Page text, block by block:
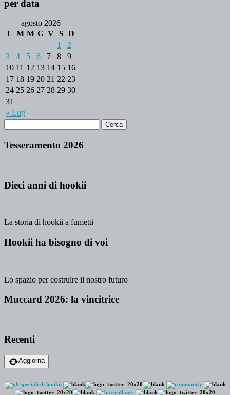
per data
agosto 2026
L M M G V S D
« Lug
1
2
3
4 5 6 7 8
9
10 11 12 13 14 15 16
17 18 19 20 21 22 23
24 25 26 27 28 29 30
31
Tesseramento 2026
Dieci anni di hookii
La storia di hookii a fumetti
Hookii ha bisogno di voi
Lo spazio per costruire il nostro futuro
Muccard 2026: la vincitrice
Recenti
Aggiorna